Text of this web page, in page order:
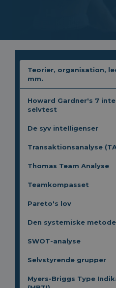
Teorier, organisation,
mm.
Howard Gardner's 7
selvtest
De syv intelligenser
Transaktionsanalyse
Thomas Team Analyse
Teamkompasset
Pareto's lov
Den systemiske metode
SWOT-analyse
Selvstyrende grupper
Myers-Briggs Type